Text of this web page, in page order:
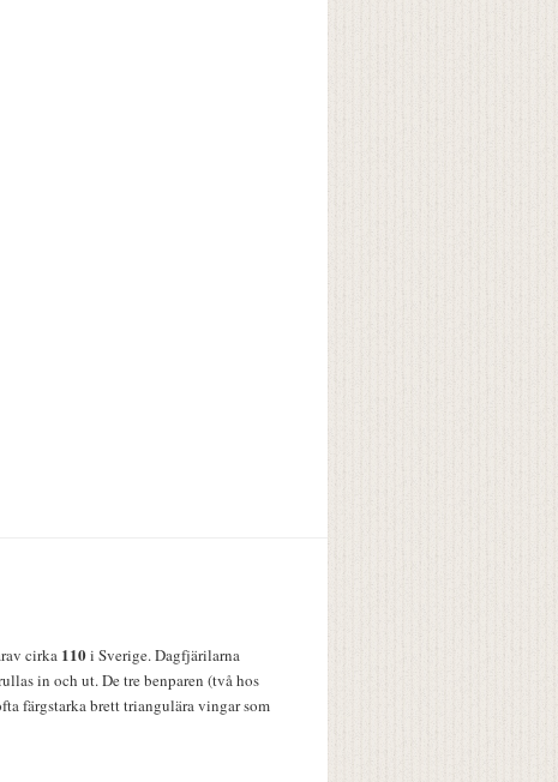
cirka 110i Sverige. Dagfjärilarna
in och ut. De tre benparen (två hos
färgstarka brett triangulära vingar som